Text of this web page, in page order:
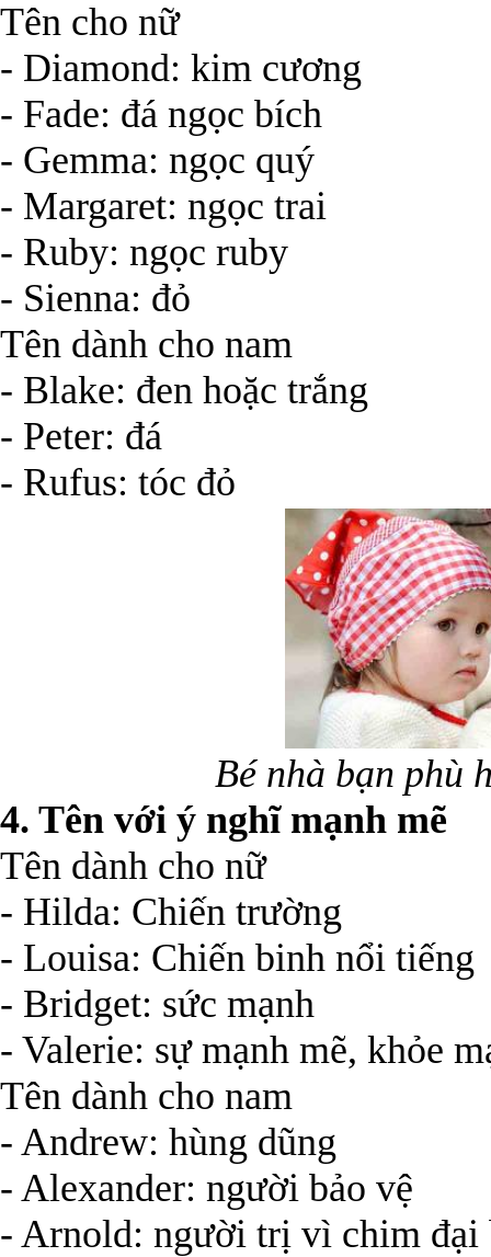
Tên cho nữ
- Diamond: kim cương
- Fade: đá ngọc bích
- Gemma: ngọc quý
- Margaret: ngọc trai
- Ruby: ngọc ruby
- Sienna: đỏ
Tên dành cho nam
- Blake: đen hoặc trắng
- Peter: đá
- Rufus: tóc đỏ
Bé nhà bạn phù
4. Tên với ý nghĩ mạnh mẽ
Tên dành cho nữ
- Hilda: Chiến trường
- Louisa: Chiến binh nổi tiếng
- Bridget: sức mạnh
- Valerie: sự mạnh mẽ, khỏe
Tên dành cho nam
- Andrew: hùng dũng
- Alexander: người bảo vệ
- Arnold: người trị vì chim đại